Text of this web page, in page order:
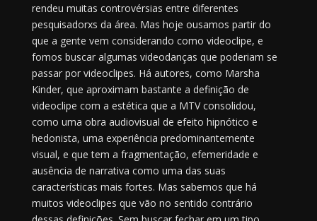
rendeu muitas controvérsias entre diferentes
pesquisadorxs da área. Mas hoje ousamos partir do
que a gente vem considerando como videoclipe, e
fomos buscar algumas videodanças que poderiam se
passar por videoclipes. Há autores, como Marsha
Kinder, que aproximam bastante a definição de
videoclipe com a estética que a MTV consolidou,
como uma obra audiovisual de efeito hipnótico e
hedonista, uma experiência predominantemente
visual, e que tem a fragmentação, efemeridade e
ausência de narrativa como uma das suas
características mais fortes. Mas sabemos que há
muitos videoclipes que vão no sentido contrário